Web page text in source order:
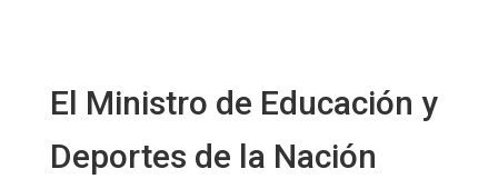
El Ministro de Educación y
Deportes de la Nación